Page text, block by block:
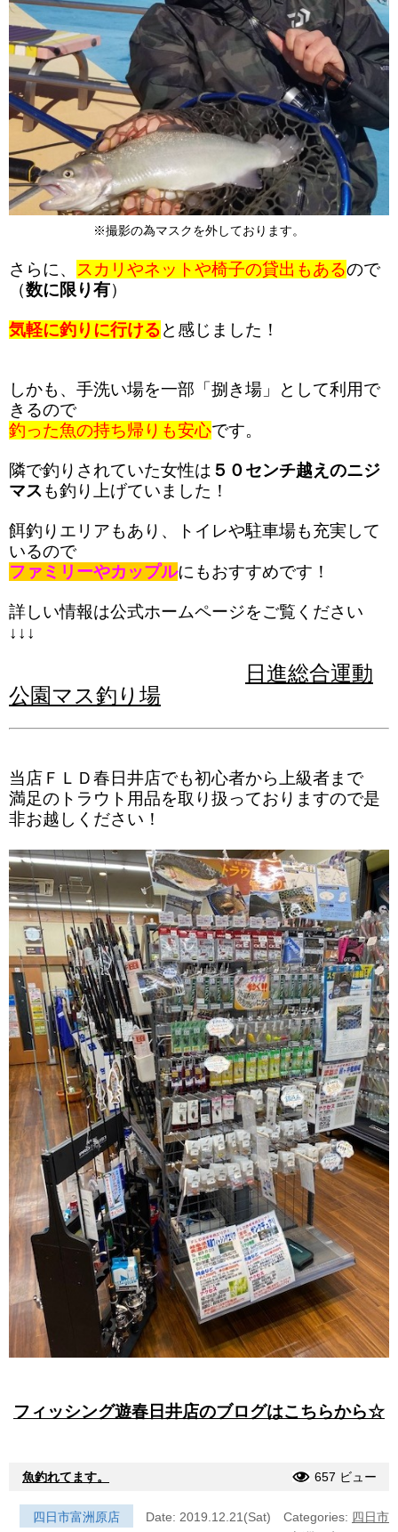
※撮影の為マスクを外しております。
さらに、 スカリやネットや椅子の貸出もあるので
（数に限り有）
気軽に釣りに行けると感じました！
しかも、手洗い場を一部「捌き場」として利用で
きるので
釣った魚の持ち帰りも安心です。
隣で釣りされていた女性は ５０センチ越えのニジ
マス も釣り上げていました！
餌釣りエリアもあり、トイレや駐車場も充実して
いるので
ファミリーやカップルにもおすすめです！
詳しい情報は公式ホームページをご覧ください
↓↓↓
日進総合運動
公園マス釣り場
当店ＦＬＤ春日井店でも初心者から上級者まで
満足のトラウト用品を取り扱っておりますので是
非お越しください！
フィッシング遊春日井店のブログはこちらから☆
魚釣れてます。 657 ビュー
四日市富洲原店 Date: 2019.12.21(Sat) Categories: 四日市